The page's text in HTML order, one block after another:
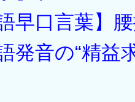
早口言葉】
発音の“精益